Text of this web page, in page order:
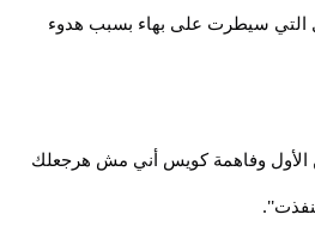
التي سيطرت على بهاء بسبب هدوء
الأول وفاهمة كويس أني مش هرجعلك